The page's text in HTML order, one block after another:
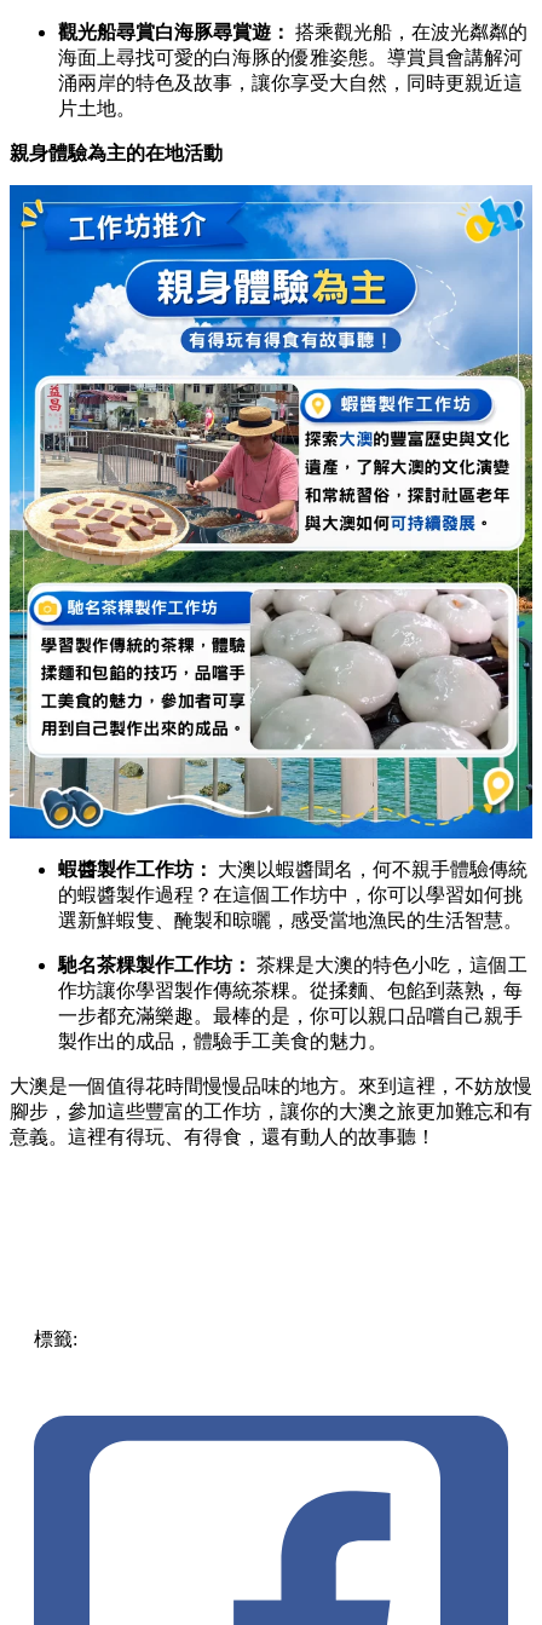
觀光船尋賞白海豚尋賞遊： 搭乘觀光船， 在波光粼粼的
海面上尋找可愛的白海豚的優雅姿態。 導賞員會講解河
涌兩岸的特色及故事， 讓你享受大自然， 同時更親近這
片土地。
親身體驗為主的在地活動
蝦醬製作工作坊： 大澳以蝦醬聞名， 何不親手體驗傳統
的蝦醬製作過程？在這個工作坊中， 你可以學習如何挑
選新鮮蝦隻、 醃製和晾曬， 感受當地漁民的生活智慧。
馳名茶粿製作工作坊： 茶粿是大澳的特色小吃， 這個工
作坊讓你學習製作傳統茶粿。 從揉麵、 包餡到蒸熟， 每
一步都充滿樂趣。 最棒的是， 你可以親口品嚐自己親手
製作出的成品， 體驗手工美食的魅力。
大澳是一個值得花時間慢慢品味的地方。 來到這裡， 不妨放慢
腳步， 參加這些豐富的工作坊， 讓你的大澳之旅更加難忘和有
意義。 這裡有得玩、 有得食， 還有動人的故事聽！
標籤: